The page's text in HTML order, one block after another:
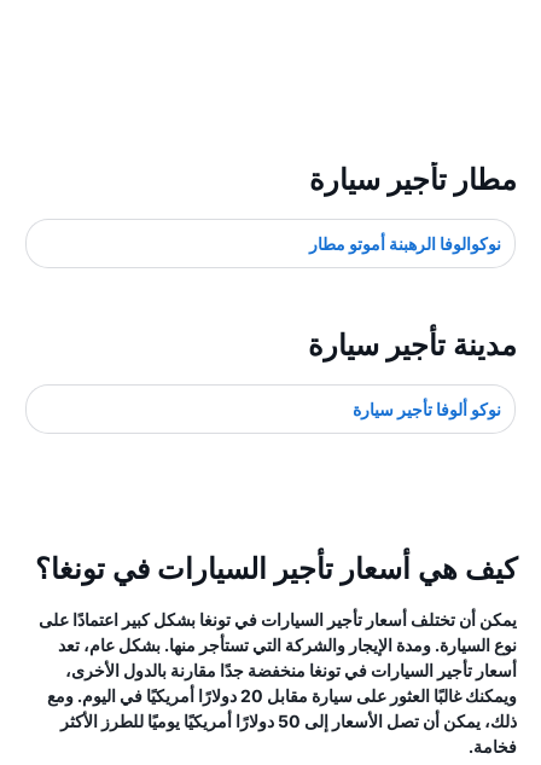
مطار تأجير سيارة
نوكوالوفا الرهبنة أموتو مطار
مدينة تأجير سيارة
نوكو ألوفا تأجير سيارة
كيف هي أسعار تأجير السيارات في تونغا؟
يمكن أن تختلف أسعار تأجير السيارات في تونغا بشكل كبير اعتمادًا على
نوع السيارة. ومدة الإيجار والشركة التي تستأجر منها. بشكل عام، تعد
أسعار تأجير السيارات في تونغا منخفضة جدًا مقارنة بالدول الأخرى،
ويمكنك غالبًا العثور على سيارة مقابل 20 دولارًا أمريكيًا في اليوم. ومع
ذلك، يمكن أن تصل الأسعار إلى 50 دولارًا أمريكيًا يوميًا للطرز الأكثر
فخامة.